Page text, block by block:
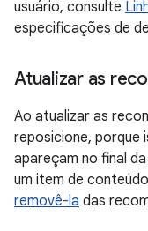
usuário, consulte
especificações de
Atualizar as
Ao atualizar as
reposicione, porque
apareçam no final
um item de
removê-la das